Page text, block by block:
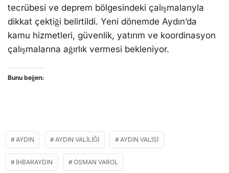
tecrübesi ve deprem bölgesindeki çalışmalarıyla
dikkat çektiği belirtildi. Yeni dönemde Aydın’da
kamu hizmetleri, güvenlik, yatırım ve koordinasyon
çalışmalarına ağırlık vermesi bekleniyor.
Bunu beğen:
AYDIN AYDIN VALILIĞI AYDIN VALISI
IHBARAYDIN OSMAN VAROL